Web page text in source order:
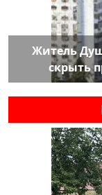
Житель
скрыть